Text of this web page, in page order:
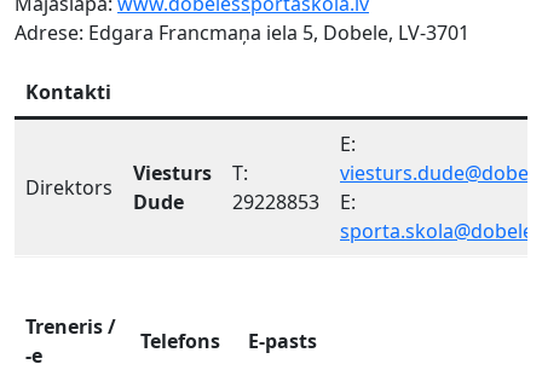
Adrese: Edgara Francmaņa iela 5, Dobele, LV-3701
Kontakti
Direktors
Viesturs
Dude
T:
29228853
E:
E:
Treneris /
-e
Telefons E-pasts